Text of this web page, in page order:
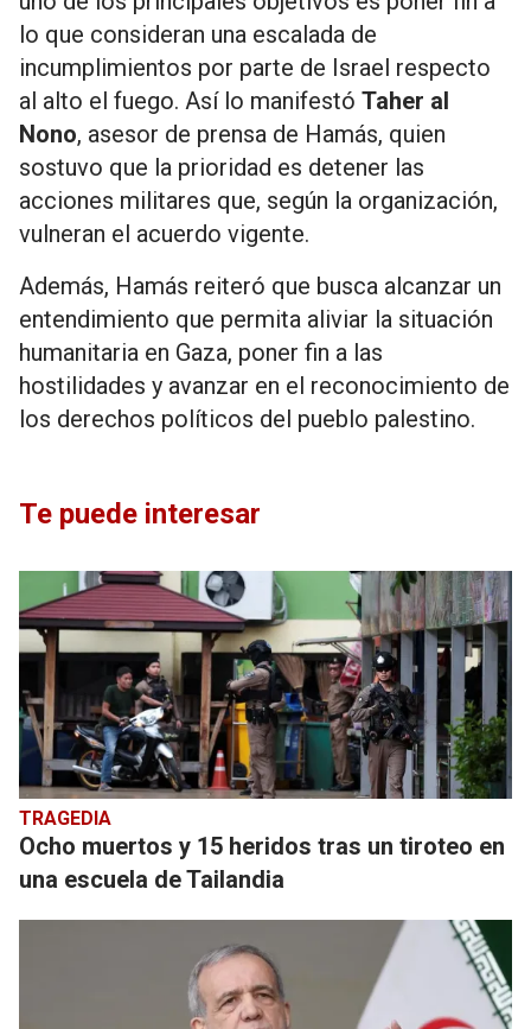
lo que consideran una escalada de
incumplimientos por parte de Israel respecto
al alto el fuego. Así lo manifestó Taher al
Nono, asesor de prensa de Hamás, quien
sostuvo que la prioridad es detener las
acciones militares que, según la organización,
vulneran el acuerdo vigente.
Además, Hamás reiteró que busca alcanzar un
entendimiento que permita aliviar la situación
humanitaria en Gaza, poner fin a las
hostilidades y avanzar en el reconocimiento de
los derechos políticos del pueblo palestino.
Te puede interesar
TRAGEDIA
Ocho muertos y 15 heridos tras un tiroteo en
una escuela de Tailandia